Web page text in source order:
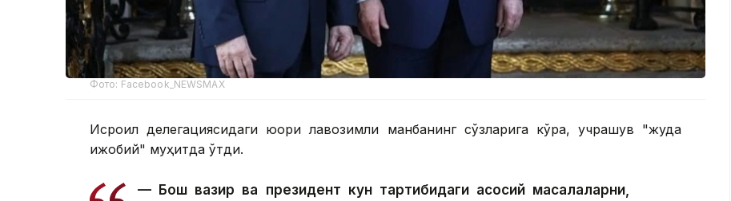
Фото: Facebook_NEWSMAX
Исроил делегациясидаги юқори лавозимли манбанинг сўзларига кўра, учрашув "жуда
ижобий" муҳитда ўтди.
— Бош вазир ва президент кун тартибидаги асосий масалаларни,